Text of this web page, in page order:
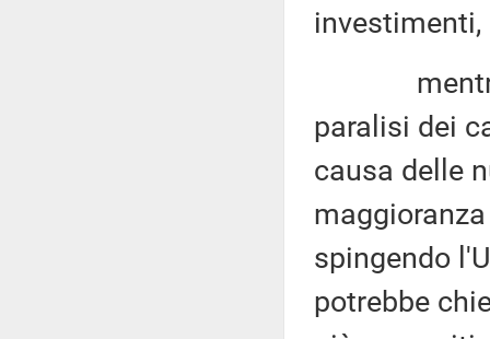
mentre,
paralisi dei
causa delle
spingendo
potrebbe